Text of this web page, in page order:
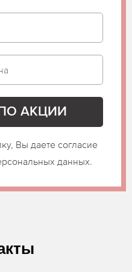
Вы даете согласие
данных.